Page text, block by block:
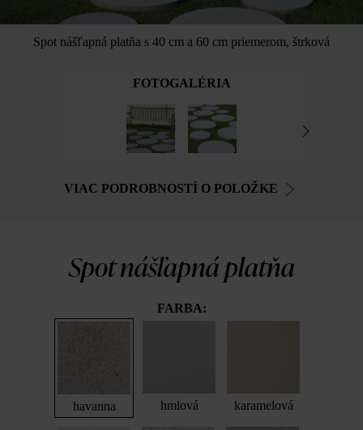
Spot nášľapná platňa s 40 cm a 60 cm priemerom, štrková
FOTOGALÉRIA
VIAC PODROBNOSTÍ O POLOŽKE
Spot nášľapná platňa
FARBA:
havanna hmlová karamelová